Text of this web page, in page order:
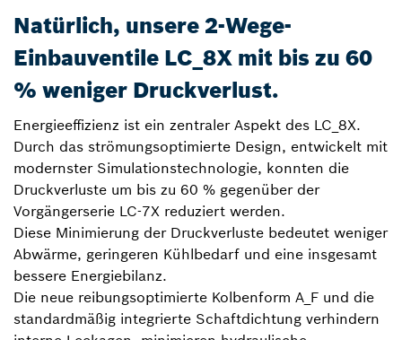
Natürlich, unsere 2-Wege-
Einbauventile LC_8X mit bis zu 60
% weniger Druckverlust.
Energieeffizienz ist ein zentraler Aspekt des LC_8X.
Durch das strömungsoptimierte Design, entwickelt mit
modernster Simulationstechnologie, konnten die
Druckverluste um bis zu 60 % gegenüber der
Vorgängerserie LC-7X reduziert werden.
Diese Minimierung der Druckverluste bedeutet weniger
Abwärme, geringeren Kühlbedarf und eine insgesamt
bessere Energiebilanz.
Die neue reibungsoptimierte Kolbenform A_F und die
standardmäßig integrierte Schaftdichtung verhindern